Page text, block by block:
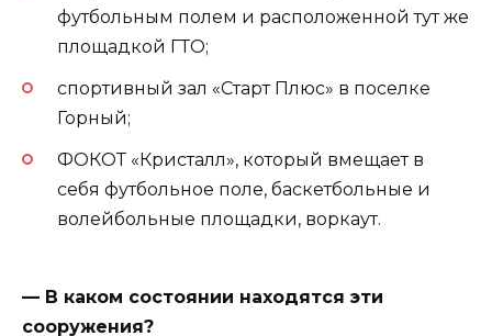
футбольным полем и расположенной тут же
площадкой ГТО;
спортивный зал «Старт Плюс» в поселке
Горный;
ФОКОТ «Кристалл», который вмещает в
себя футбольное поле, баскетбольные и
волейбольные площадки, воркаут.
— В каком состоянии находятся эти
сооружения?